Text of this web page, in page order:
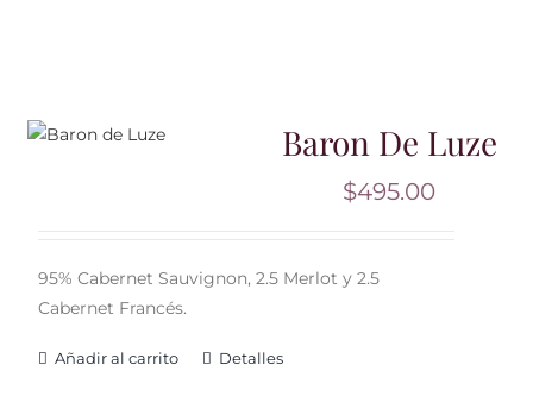
Baron De Luze
$495.00
95% Cabernet Sauvignon, 2.5 Merlot y 2.5
Cabernet Francés.
Añadir al carrito Detalles